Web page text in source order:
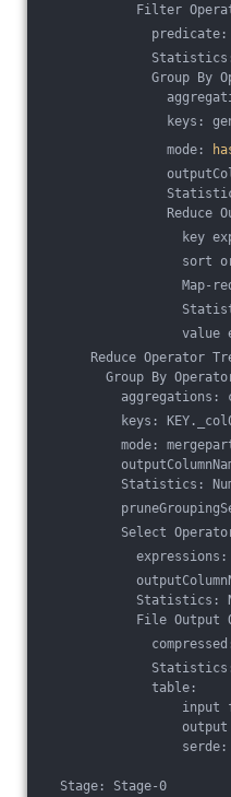
Filter
predicate: (age
Statistics: Num rows:
Group By
aggregations:
keys:
mode:
Statistics: Num rows:
Reduce Output
key
sort order:
Map-reduce
Statistics: Num rows:
value
Reduce Operator
Group By
aggregations:
keys: KEY._col0
mode:
Statistics: Num rows:
Select
expressions:
Statistics: Num rows:
File Output
Statistics: Num rows:
table:
input format:
output format:
serde:
Stage: Stage-0